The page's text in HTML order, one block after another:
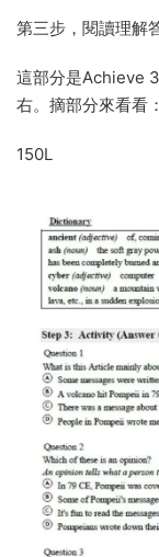
第三步，閱讀理解
這部分是Achieve
右。摘部分來看看：
150L